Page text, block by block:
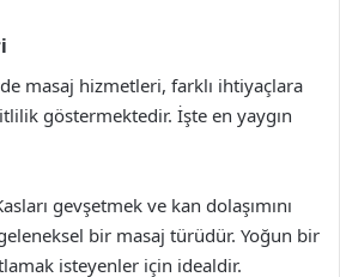
masaj hizmetleri, farklı ihtiyaçlara
göstermektedir. İşte en yaygın
gevşetmek ve kan dolaşımını
bir masaj türüdür. Yoğun bir
isteyenler için idealdir.